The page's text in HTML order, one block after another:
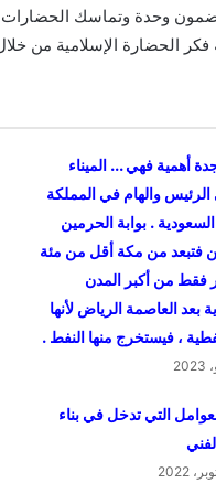
بمضمون وحدة وتماسك
الحضارة الإسلامية من
أهمية فهي … الميناء
الرئيس والهام في المملكة
السعودية . بوابة الحرمين
فتبعد من مكة أقل من مئة
فقط من أكبر المدن
بعد العاصمة الرياض لأنها
، فيستخرج منها النفط .
التي تدخل في بناء